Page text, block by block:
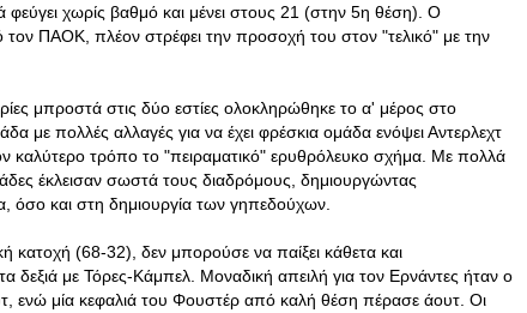
φεύγει χωρίς βαθμό και μένει στους 21 (στην 5η θέση). Ο
ΠΑΟΚ, πλέον στρέφει την προσοχή του στον "τελικό" με την
μπροστά στις δύο εστίες ολοκληρώθηκε το α' μέρος στο
με πολλές αλλαγές για να έχει φρέσκια ομάδα ενόψει Αντερλεχτ
καλύτερο τρόπο το "πειραματικό" ερυθρόλευκο σχήμα. Με πολλά
έκλεισαν σωστά τους διαδρόμους, δημιουργώντας
όσο και στη δημιουργία των γηπεδούχων.
κατοχή (68-32), δεν μπορούσε να παίξει κάθετα και
δεξιά με Τόρες-Κάμπελ. Μοναδική απειλή για τον Ερνάντες ήταν ο
ενώ μία κεφαλιά του Φουστέρ από καλή θέση πέρασε άουτ. Οι